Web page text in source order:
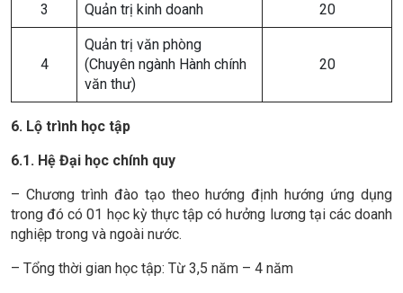
3 Quản trị kinh doanh 20
4
Quản trị văn phòng
(Chuyên ngành Hành chính
văn thư)
20
6. Lộ trình học tập
6.1. Hệ Đại học chính quy
– Chương trình đào tạo theo hướng định hướng ứng dụng
trong đó có 01 học kỳ thực tập có hưởng lương tại các doanh
nghiệp trong và ngoài nước.
– Tổng thời gian học tập: Từ 3,5 năm – 4 năm